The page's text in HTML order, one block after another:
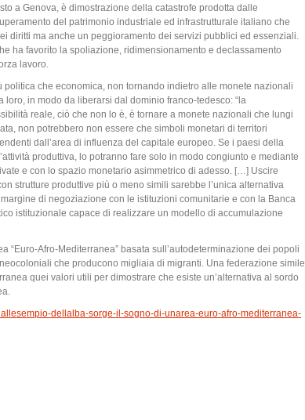
a Genova, è dimostrazione della catastrofe prodotta dalle
del patrimonio industriale ed infrastrutturale italiano che
diritti ma anche un peggioramento dei servizi pubblici ed essenziali.
ha favorito la spoliazione, ridimensionamento e declassamento
lavoro.
che economica, non tornando indietro alle monete nazionali
in modo da liberarsi dal dominio franco-tedesco: “la
reale, ciò che non lo è, è tornare a monete nazionali che lungi
non potrebbero non essere che simboli monetari di territori
dall’area di influenza del capitale europeo. Se i paesi della
produttiva, lo potranno fare solo in modo congiunto e mediante
e con lo spazio monetario asimmetrico di adesso. […] Uscire
strutture produttive più o meno simili sarebbe l’unica alternativa
di negoziazione con le istituzioni comunitarie e con la Banca
istituzionale capace di realizzare un modello di accumulazione
“Euro-Afro-Mediterranea” basata sull’autodeterminazione dei popoli
che producono migliaia di migranti. Una federazione simile
quei valori utili per dimostrare che esiste un’alternativa al sordo
dellalba-sorge-il-sogno-di-unarea-euro-afro-mediterranea-